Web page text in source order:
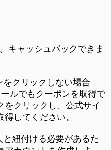
キャッシュバックできま
クリックしない場合
ルでもクーポンを取得で
をクリックし、公式サイ
得してください。
紐付ける必要があるた